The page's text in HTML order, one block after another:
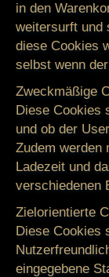
in den
weitersurft und
diese Cookies
selbst wenn
Zweckmäßige
Diese Cookies
und ob der
Zudem werden
Ladezeit und
verschiedenen
Zielorientierte
Diese Cookies
eingegebene